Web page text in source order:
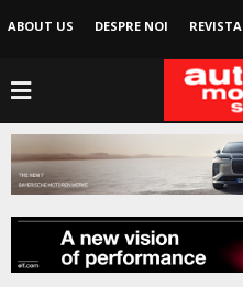
ABOUT US DESPRE NOI REVISTA